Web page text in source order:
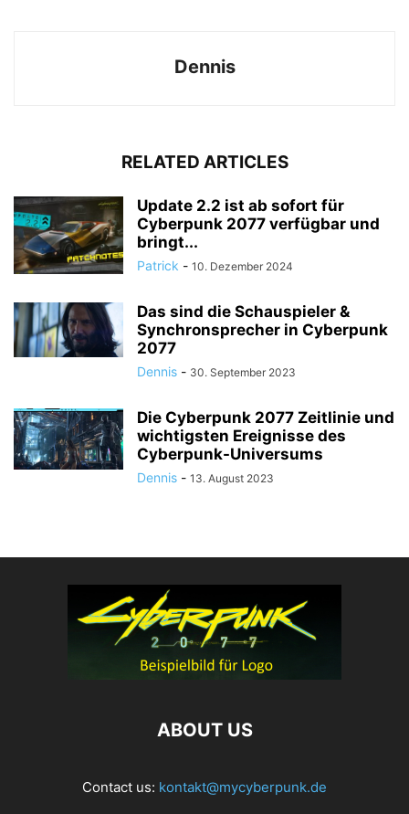
Dennis
RELATED ARTICLES
Update 2.2 ist ab sofort für
Cyberpunk 2077 verfügbar und
bringt...
Patrick - 10. Dezember 2024
Das sind die Schauspieler &
Synchronsprecher in Cyberpunk
2077
Dennis - 30. September 2023
Die Cyberpunk 2077 Zeitlinie und
wichtigsten Ereignisse des
Cyberpunk-Universums
Dennis - 13. August 2023
ABOUT US
Contact us: kontakt@mycyberpunk.de